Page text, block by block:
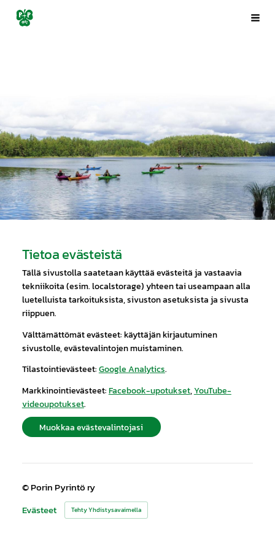
Siirry
sivun
Porin Pyrintö ry
Tietoa evästeistä
Tällä sivustolla saatetaan käyttää evästeitä ja vastaavia
tekniikoita (esim. localstorage) yhteen tai useampaan alla
luetelluista tarkoituksista, sivuston asetuksista ja sivusta
riippuen.
Välttämättömät evästeet: käyttäjän kirjautuminen
sivustolle, evästevalintojen muistaminen.
Tilastointievästeet: Google Analytics.
Markkinointievästeet: Facebook-upotukset,YouTube-
videoupotukset.
Muokkaa evästevalintojasi
©Porin Pyrintö ry
Evästeet
Tehty Yhdistysavaimella